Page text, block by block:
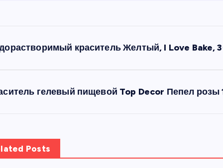
краситель Желтый, I Love Bake,
гелевый пищевой Top Decor Пепел розы
Posts